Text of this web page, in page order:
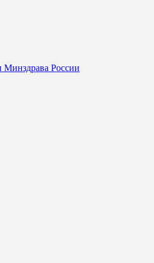
Минздрава России